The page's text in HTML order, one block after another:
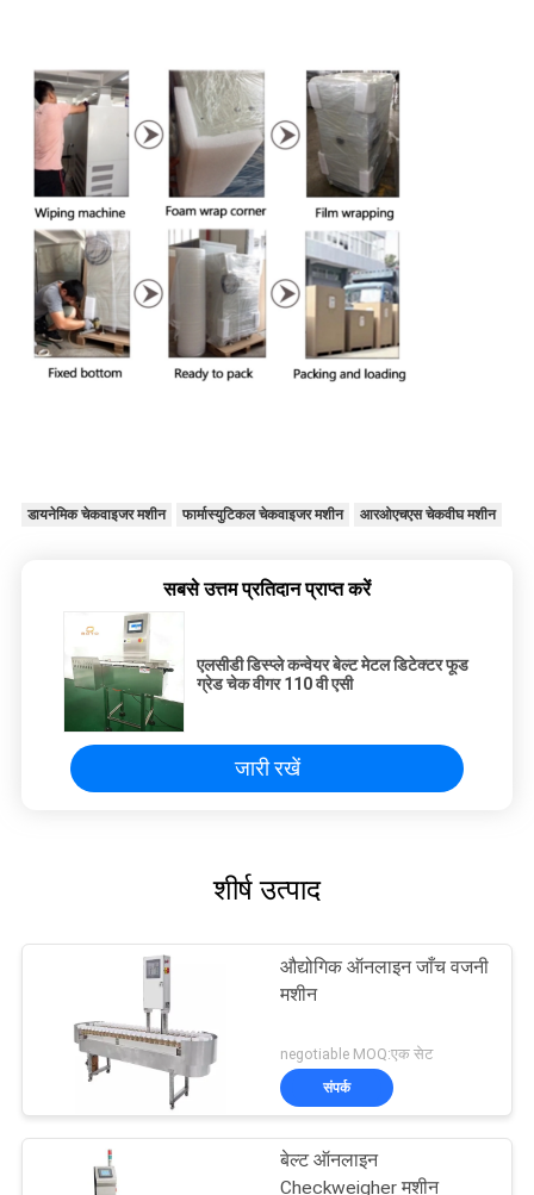
डायनेमिक चेकवाइजर मशीन फार्मास्युटिकल चेकवाइजर मशीन आरओएचएस चेकवीघ मशीन
सबसे उत्तम प्रतिदान प्राप्त करें
एलसीडी डिस्प्ले कन्वेयर बेल्ट मेटल डिटेक्टर फूड
ग्रेड चेक वीगर 110 वी एसी
जारी रखें
शीर्ष उत्पाद
औद्योगिक ऑनलाइन जाँच वजनी
मशीन
negotiable MOQ:एक सेट
संपर्क
बेल्ट ऑनलाइन
Checkweigher मशीन